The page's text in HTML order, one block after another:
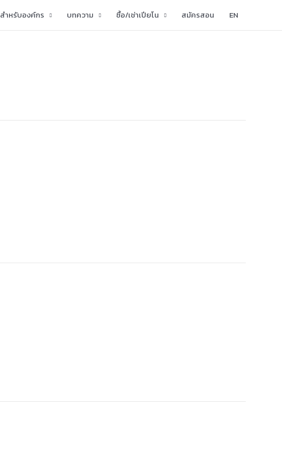
สำหรับองค์กร บทความ ซื้อ/เช่าเปียโน สมัครสอน EN